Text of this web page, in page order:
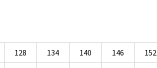
128 134 140 146 152